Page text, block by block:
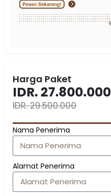
Harga Paket
IDR. 27.800.000
IDR. 29.500.000
Nama Penerima
Alamat Penerima